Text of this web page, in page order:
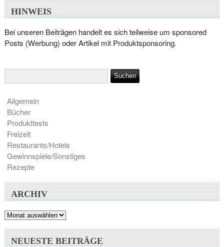
HINWEIS
Bei unseren Beiträgen handelt es sich teilweise um sponsored
Posts (Werbung) oder Artikel mit Produktsponsoring.
Allgemein
Bücher
Produkttests
Freizeit
Restaurants/Hotels
Gewinnspiele/Sonstiges
Rezepte
ARCHIV
Archiv
NEUESTE BEITRÄGE